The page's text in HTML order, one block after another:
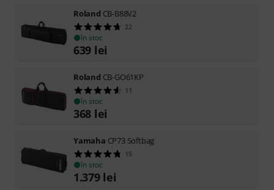
Roland CB-B88V2
22
în stoc
639 lei
Roland CB-GO61KP
11
în stoc
368 lei
Yamaha CP73 Softbag
15
în stoc
1.379 lei